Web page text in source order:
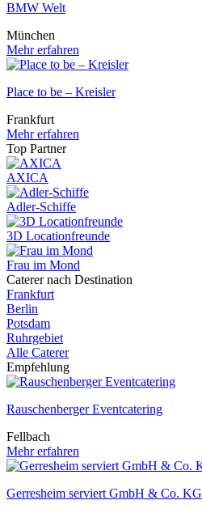
BMW Welt
München
Mehr erfahren
Place to be – Kreisler
Frankfurt
Mehr erfahren
Top Partner
AXICA
Adler-Schiffe
3D Locationfreunde
Frau im Mond
Caterer nach Destination
Frankfurt
Berlin
Potsdam
Ruhrgebiet
Alle Caterer
Empfehlung
Rauschenberger Eventcatering
Fellbach
Mehr erfahren
Gerresheim serviert GmbH & Co. KG